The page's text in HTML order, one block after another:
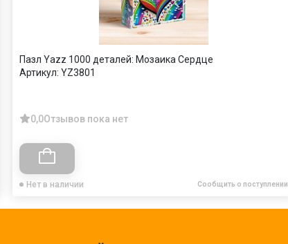
Пазл Yazz 1000 деталей: Мозаика Сердце
Артикул: YZ3801
0,0Отзывов пока нет
Нет в наличии Сообщить о поступлении